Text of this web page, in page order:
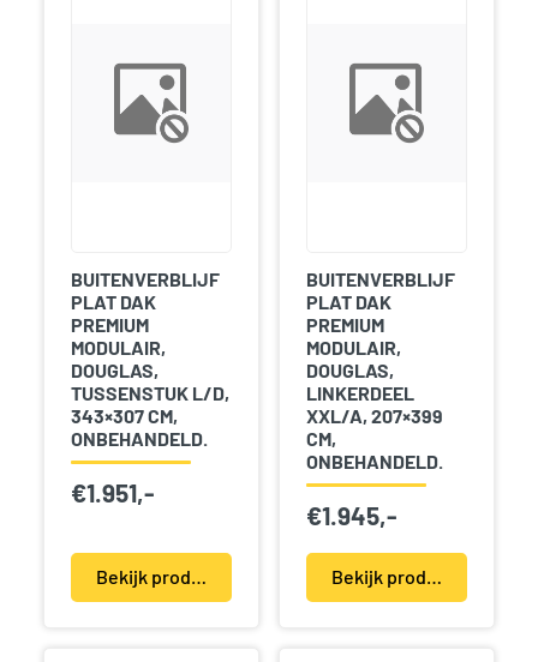
BUITENVERBLIJF
PLAT DAK
PREMIUM
MODULAIR,
DOUGLAS,
TUSSENSTUK L/D,
343×307 CM,
ONBEHANDELD.
€1.951,-
Bekijk product(en)
BUITENVERBLIJF
PLAT DAK
PREMIUM
MODULAIR,
DOUGLAS,
LINKERDEEL
XXL/A, 207×399
CM,
ONBEHANDELD.
€1.945,-
Bekijk product(en)